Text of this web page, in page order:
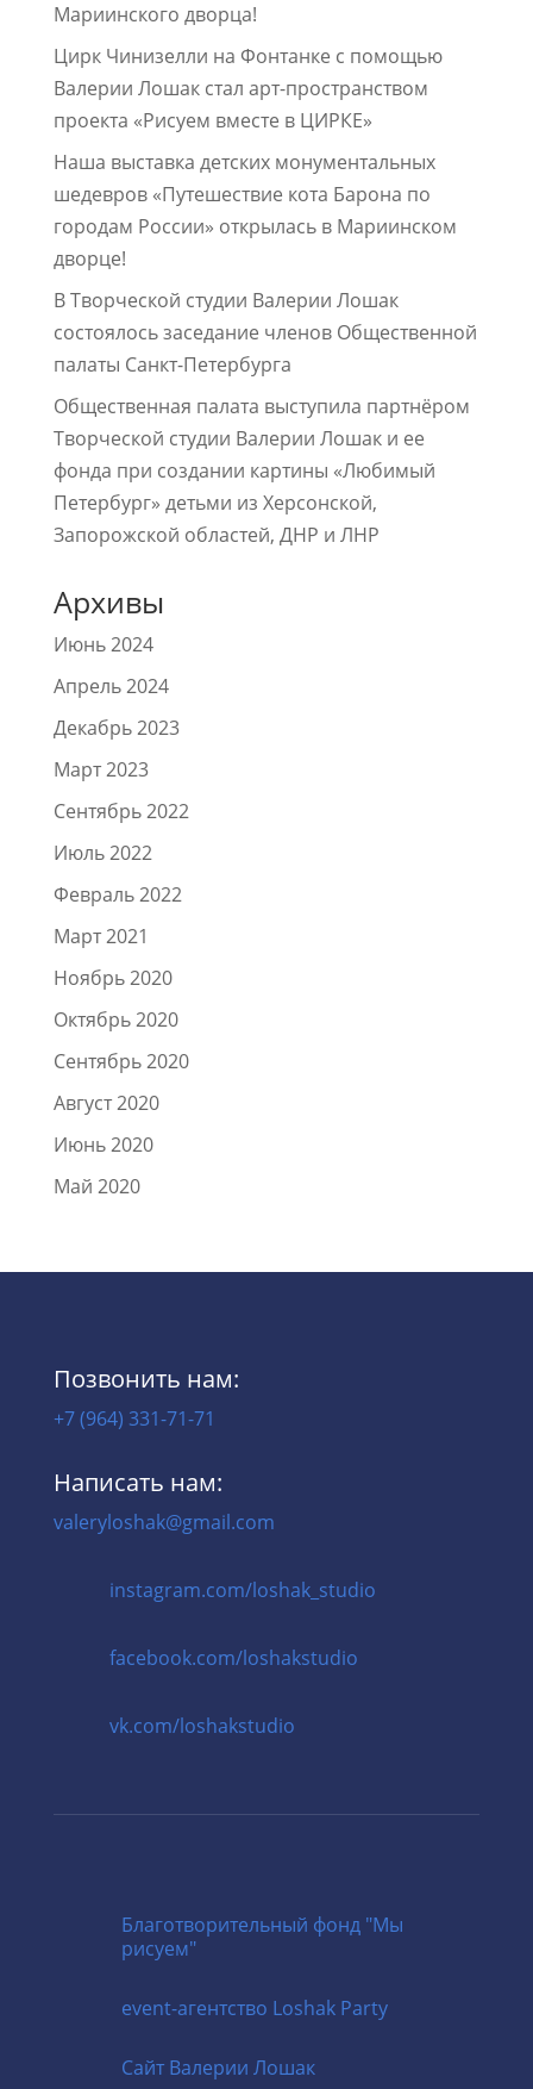
Мариинского дворца!
Цирк Чинизелли на Фонтанке с помощью
Валерии Лошак стал арт-пространством
проекта «Рисуем вместе в ЦИРКЕ»
Наша выставка детских монументальных
шедевров «Путешествие кота Барона по
городам России» открылась в Мариинском
дворце!
В Творческой студии Валерии Лошак
состоялось заседание членов Общественной
палаты Санкт-Петербурга
Общественная палата выступила партнёром
Творческой студии Валерии Лошак и ее
фонда при создании картины «Любимый
Петербург» детьми из Херсонской,
Запорожской областей, ДНР и ЛНР
Архивы
Июнь 2024
Апрель 2024
Декабрь 2023
Март 2023
Сентябрь 2022
Июль 2022
Февраль 2022
Март 2021
Ноябрь 2020
Октябрь 2020
Сентябрь 2020
Август 2020
Июнь 2020
Май 2020
Позвонить нам:
+7 (964) 331-71-71
Написать нам:
valeryloshak@gmail.com
instagram.com/loshak_studio
facebook.com/loshakstudio
vk.com/loshakstudio
Благотворительный фонд "Мы
рисуем"
event-агентство Loshak Party
Cайт Валерии Лошак